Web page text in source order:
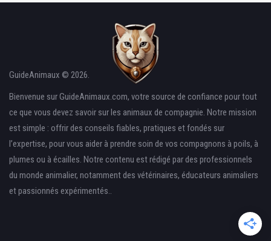
GuideAnimaux © 2026.
Bienvenue sur GuideAnimaux.com, votre source de confiance pour tout
ce que vous devez savoir sur les animaux de compagnie. Notre mission
est simple : offrir des conseils fiables, pratiques et fondés sur
l’expertise, pour vous aider à prendre soin de vos compagnons à poils, à
plumes ou à écailles. Notre contenu est rédigé par des professionnels
du monde animalier, notamment des vétérinaires, éducateurs animaliers
et passionnés expérimentés..